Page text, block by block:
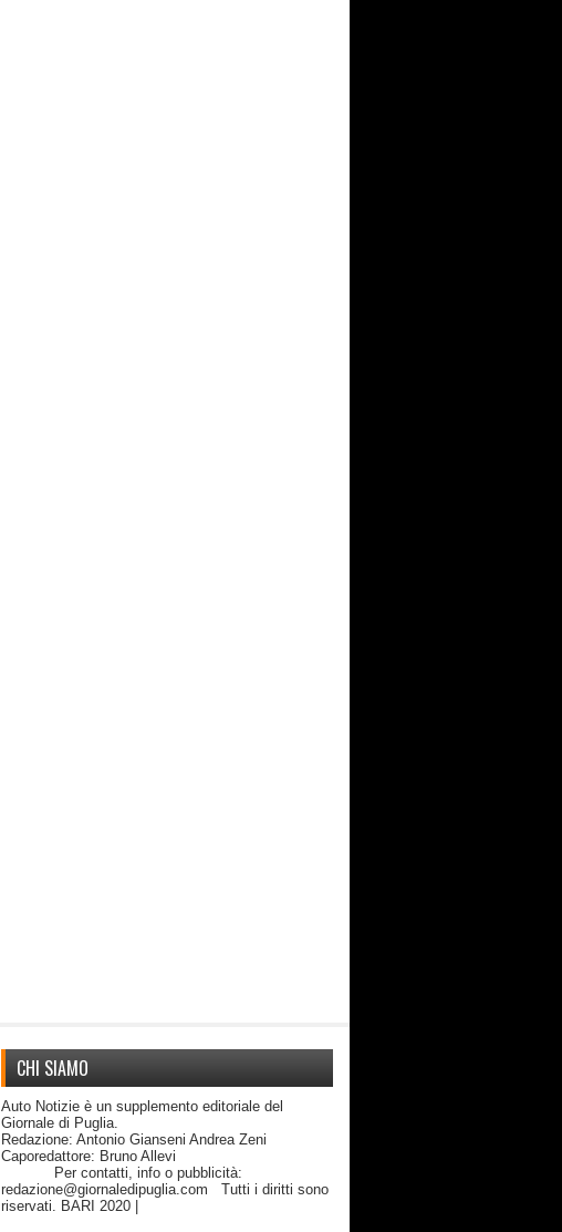
CHI SIAMO
Auto Notizie è un supplemento editoriale del
Giornale di Puglia.
Redazione: Antonio Gianseni Andrea Zeni
Caporedattore: Bruno Allevi
Per contatti, info o pubblicità:
redazione@giornaledipuglia.com Tutti i diritti sono
riservati. BARI 2020 |